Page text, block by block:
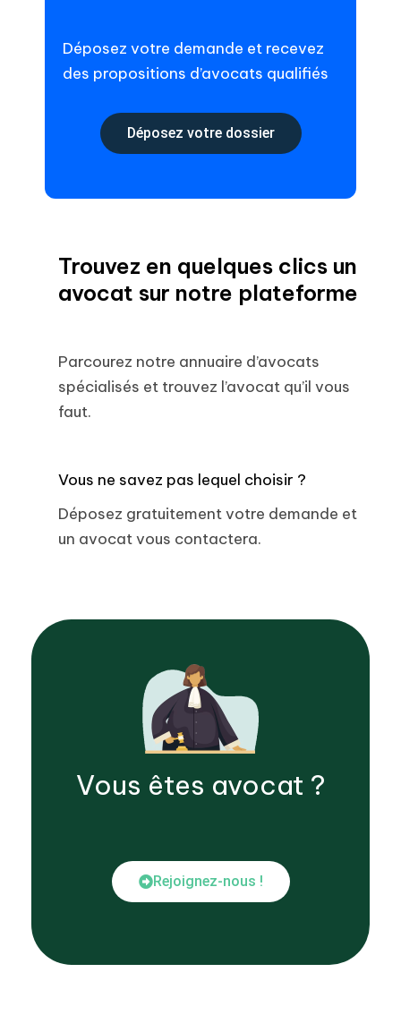
Déposez votre demande et recevez
des propositions d’avocats qualifiés
Déposez votre dossier
Trouvez en quelques clics un
avocat sur notre plateforme
Parcourez notre annuaire d’avocats
spécialisés et trouvez l’avocat qu’il vous
faut.
Vous ne savez pas lequel choisir ?
Déposez gratuitement votre demande et
un avocat vous contactera.
Vous êtes avocat ?
Rejoignez-nous !